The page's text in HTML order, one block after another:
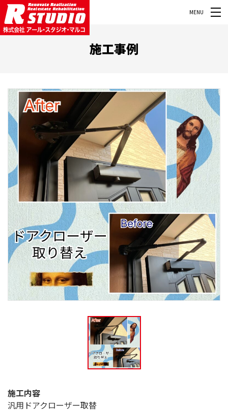
MENU
施工事例
施工内容
汎用ドアクローザー取替